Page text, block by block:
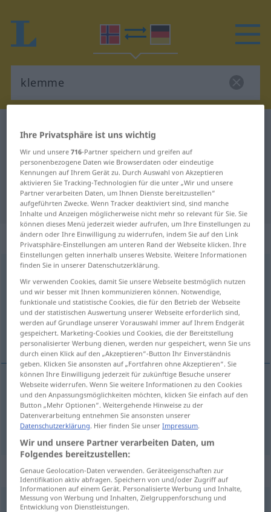
Norwegisch-Deutsch Wörterbuch
Norwegisch-Deutsch Übersetzung
für "klemme"
"klemme" Deutsch Übersetzung
„klemme“: transitives Verb
klemmev/t
Übersicht aller Übersetzungen
(Für mehr Details die Übersetzung anklicken/antippen)
klemmen, drücken, umarmen
klemmen,drücken klemme
umarmen klemme
„klemme“: Maskulinum
klemmem
Ihre Privatsphäre ist uns wichtig
Wir und unsere716-Partner speichern und greifen auf
personenbezogene Daten wie Browserdaten oder eindeutige
Kennungen auf Ihrem Gerät zu. Durch Auswahl von Akzeptieren
aktivieren Sie Tracking-Technologien für die unter „Wir und unsere
Partner verarbeiten Daten, um Ihnen Dienste bereitzustellen“
aufgeführten Zwecke. Wenn Tracker deaktiviert sind, sind manche
Inhalte und Anzeigen möglicherweise nicht mehr so relevant für Sie. Sie
können dieses Menü jederzeit wieder aufrufen, um Ihre Einstellungen zu
ändern oder Ihre Einwilligung zu widerrufen, indem Sie auf den Link
Privatsphäre-Einstellungen am unteren Rand der Webseite klicken. Ihre
Einstellungen gelten innerhalb unseres Website. Weitere Informationen
finden Sie in unserer Datenschutzerklärung.
Wir verwenden Cookies, damit Sie unsere Webseite bestmöglich nutzen
und wir besser mit Ihnen kommunizieren können. Notwendige,
funktionale und statistische Cookies, die für den Betrieb der Webseite
und der statistischen Auswertung unserer Webseite erforderlich sind,
werden auf Grundlage unserer Vorauswahl immer auf Ihrem Endgerät
gespeichert. Marketing-Cookies und Cookies, die der Bereitstellung
personalisierter Werbung dienen, werden nur gespeichert, wenn Sie uns
durch einen Klick auf den „Akzeptieren“-Button Ihr Einverständnis
geben. Klicken Sie ansonsten auf „Fortfahren ohne Akzeptieren“. Sie
können Ihre Einwilligung jederzeit für zukünftige Besuche unserer
Webseite widerrufen. Wenn Sie weitere Informationen zu den Cookies
und den Anpassungsmöglichkeiten möchten, klicken Sie einfach auf den
Button „Mehr Optionen“. Weitergehende Hinweise zu der
Datenverarbeitung entnehmen Sie ansonsten unserer
Datenschutzerklärung. Hier finden Sie unserImpressum.
Wir und unsere Partner verarbeiten Daten, um
Folgendes bereitzustellen:
Genaue Geolocation-Daten verwenden. Geräteeigenschaften zur
Identifikation aktiv abfragen. Speichern von und/oder Zugriff auf
Informationen auf einem Gerät. Personalisierte Werbung und Inhalte,
Messung von Werbung und Inhalten, Zielgruppenforschung und
Entwicklung von Dienstleistungen.